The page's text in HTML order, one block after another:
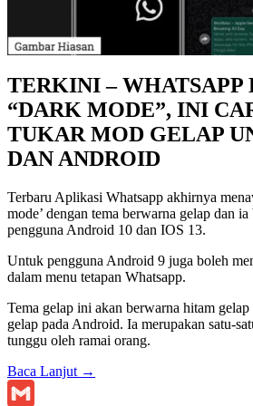
TERKINI – WHATSAPP
“DARK MODE”, INI
TUKAR MOD GELAP
DAN ANDROID
Terbaru Aplikasi Whatsapp akhirnya
mode’ dengan tema berwarna gelap dan
pengguna Android 10 dan IOS 13.
Untuk pengguna Android 9 juga boleh
dalam menu tetapan Whatsapp.
Tema gelap ini akan berwarna hitam
gelap pada Android. Ia merupakan satu-
tunggu oleh ramai orang.
Baca Lanjut →